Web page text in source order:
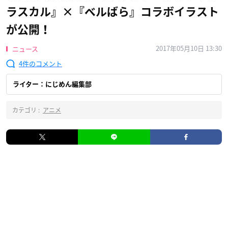
ラスカル』×『ベルばら』コラボイラスト
が公開！
ニュース
2017年05月10日 13:30
4
ライター：にじめん編集部
カテゴリ : アニメ